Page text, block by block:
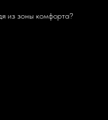
из зоны комфорта?